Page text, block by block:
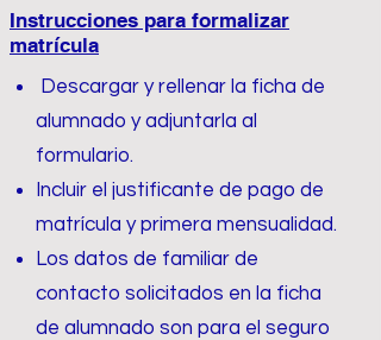
Instrucciones para formalizar
matrícula
Descargar y rellenar la ficha de
alumnado y adjuntarla al
formulario.
Incluir el justificante de pago de
matrícula y primera mensualidad.
Los datos de familiar de
contacto solicitados en la ficha
de alumnado son para el seguro